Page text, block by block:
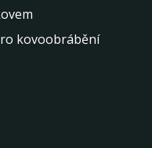
kovoobrábění